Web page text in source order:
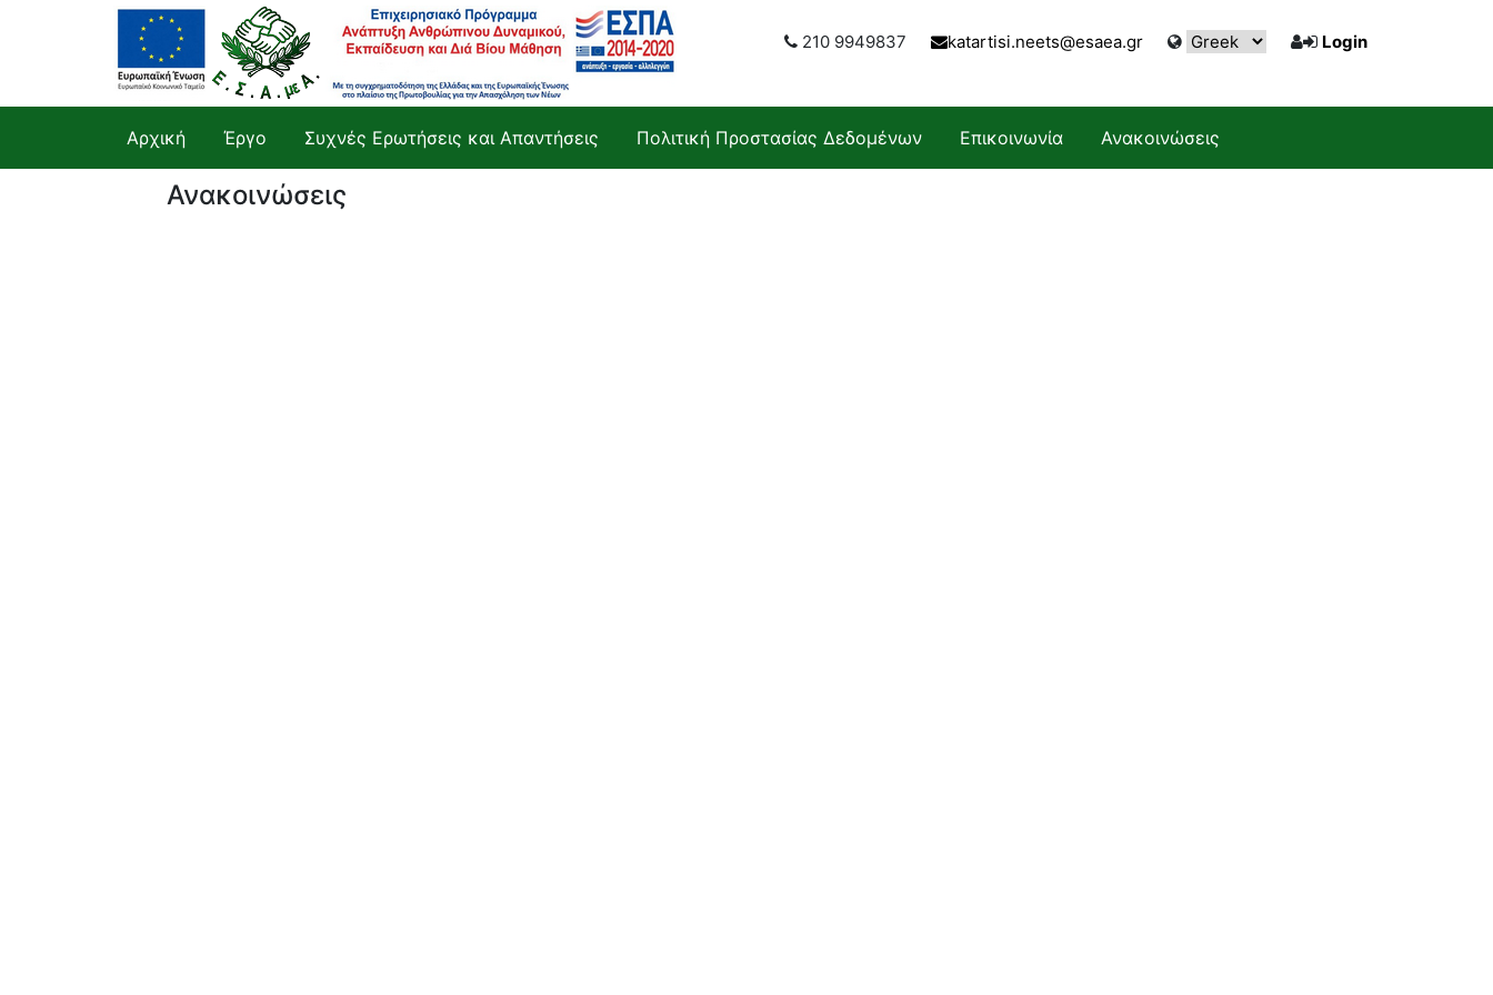
210 9949837 katartisi.neets@esaea.gr Login
Αρχική Έργο Συχνές Ερωτήσεις και Απαντήσεις Πολιτική Προστασίας Δεδομένων Επικοινωνία Ανακοινώσεις
Ανακοινώσεις